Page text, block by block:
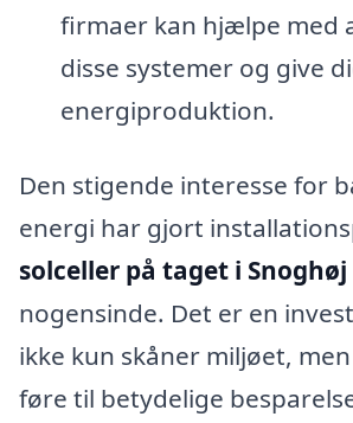
firmaer kan hjælpe med
disse systemer og give
energiproduktion.
Den stigende interesse for
energi har gjort
solceller på taget i Snoghøj
nogensinde. Det er en
ikke kun skåner miljøet,
føre til betydelige